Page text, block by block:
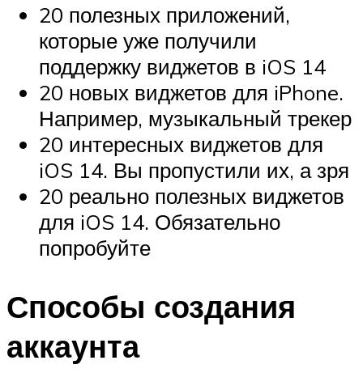
20 полезных приложений,
которые уже получили
поддержку виджетов в iOS 14
20 новых виджетов для iPhone.
Например, музыкальный трекер
20 интересных виджетов для
iOS 14. Вы пропустили их, а зря
20 реально полезных виджетов
для iOS 14. Обязательно
попробуйте
Способы создания
аккаунта